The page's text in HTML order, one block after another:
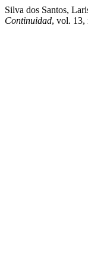
Silva dos Santos,
Continuidad, vol. 13,